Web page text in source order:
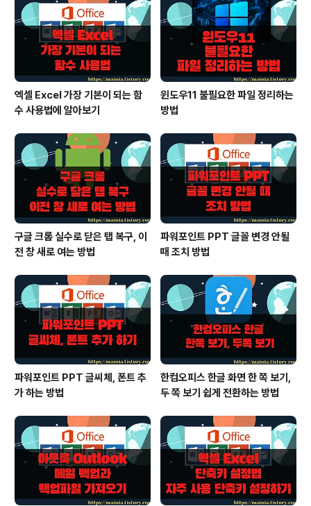
서 단축 메뉴를 띄웁니다. 만약 단축 메뉴에 [숨기기 취소]
가 활성화 되어 있다면 숨겨진 시트가 있다는 의미입니다.
▼ [숨기기 취소]메뉴를 클..
엑셀 Excel 가장 기본이 되는 함
수 사용법에 알아보기
윈도우11 불필요한 파일 정리하는
방법
구글 크롬 실수로 닫은 탭 복구, 이
전 창 새로 여는 방법
파워포인트 PPT 글꼴 변경 안될
때 조치 방법
파워포인트 PPT 글씨체, 폰트 추
가 하는 방법
한컴오피스 한글 화면 한 쪽 보기,
두 쪽 보기 쉽게 전환하는 방법